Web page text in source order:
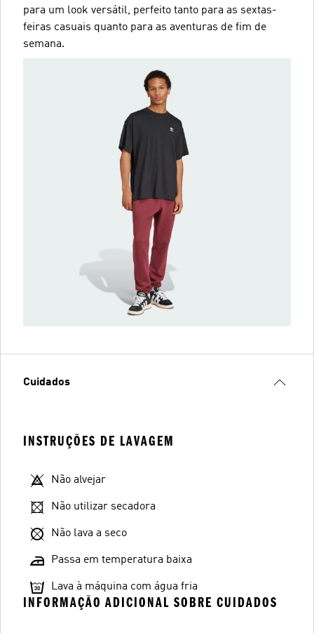
para um look versátil, perfeito tanto para as sextas-
feiras casuais quanto para as aventuras de fim de
semana.
Cuidados
INSTRUÇÕES DE LAVAGEM
Não alvejar
Não utilizar secadora
Não lava a seco
Passa em temperatura baixa
Lava à máquina com água fria
INFORMAÇÃO ADICIONAL SOBRE CUIDADOS